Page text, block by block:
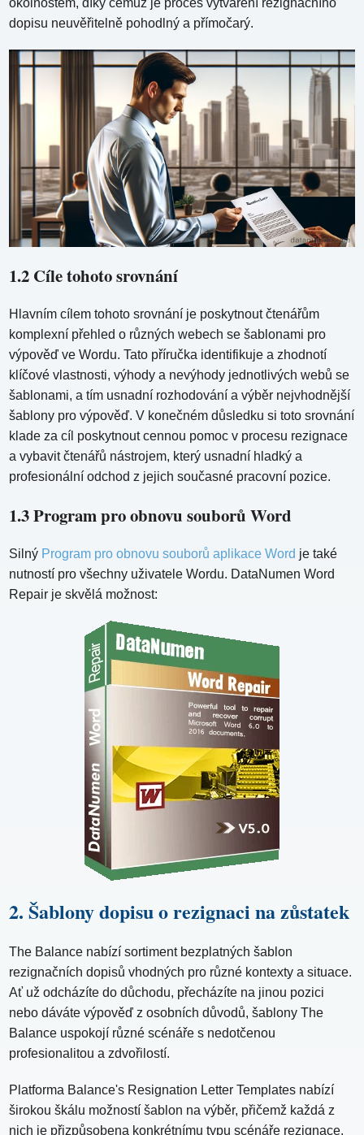
dopisu neuvěřitelně pohodlný a přímočarý.
1.2 Cíle tohoto srovnání
Hlavním cílem tohoto srovnání je poskytnout čtenářům
komplexní přehled o různých webech se šablonami pro
výpověď ve Wordu. Tato příručka identifikuje a zhodnotí
klíčové vlastnosti, výhody a nevýhody jednotlivých webů se
šablonami, a tím usnadní rozhodování a výběr nejvhodnější
šablony pro výpověď. V konečném důsledku si toto srovnání
klade za cíl poskytnout cennou pomoc v procesu rezignace
a vybavit čtenářů nástrojem, který usnadní hladký a
profesionální odchod z jejich současné pracovní pozice.
1.3 Program pro obnovu souborů Word
Silný Program pro obnovu souborů aplikace Word je také
nutností pro všechny uživatele Wordu. DataNumen Word
Repair je skvělá možnost:
2. Šablony dopisu o rezignaci na zůstatek
The Balance nabízí sortiment bezplatných šablon
rezignačních dopisů vhodných pro různé kontexty a situace.
Ať už odcházíte do důchodu, přecházíte na jinou pozici
nebo dáváte výpověď z osobních důvodů, šablony The
Balance uspokojí různé scénáře s nedotčenou
profesionalitou a zdvořilostí.
Platforma Balance's Resignation Letter Templates nabízí
širokou škálu možností šablon na výběr, přičemž každá z
nich je přizpůsobena konkrétnímu typu scénáře rezignace.